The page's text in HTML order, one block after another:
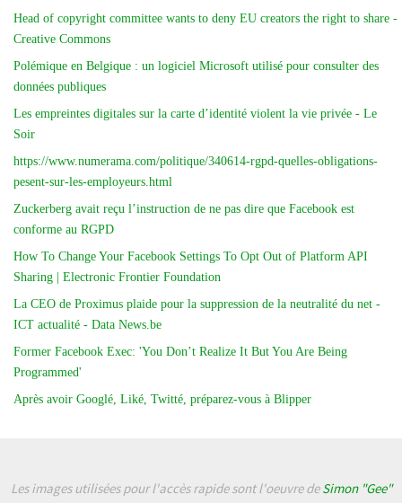
Head of copyright committee wants to deny EU creators the right to share -
Creative Commons
Polémique en Belgique : un logiciel Microsoft utilisé pour consulter des
données publiques
Les empreintes digitales sur la carte d’identité violent la vie privée - Le
Soir
https://www.numerama.com/politique/340614-rgpd-quelles-obligations-
pesent-sur-les-employeurs.html
Zuckerberg avait reçu l’instruction de ne pas dire que Facebook est
conforme au RGPD
How To Change Your Facebook Settings To Opt Out of Platform API
Sharing | Electronic Frontier Foundation
La CEO de Proximus plaide pour la suppression de la neutralité du net -
ICT actualité - Data News.be
Former Facebook Exec: 'You Don’t Realize It But You Are Being
Programmed'
Après avoir Googlé, Liké, Twitté, préparez-vous à Blipper
Les images utilisées pour l'accès rapide sont l'oeuvre deSimon "Gee"